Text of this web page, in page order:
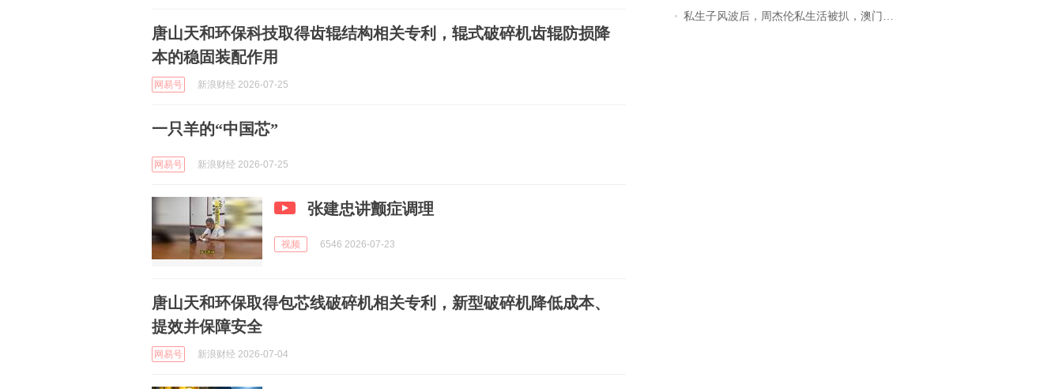
唐山天和环保科技取得齿辊结构相关专利，辊式破碎机齿辊防损降
本的稳固装配作用
网易号 新浪财经 2026-07-25
一只羊的“中国芯”
网易号 新浪财经 2026-07-25
张建忠讲颤症调理
视频 6546 2026-07-23
唐山天和环保取得包芯线破碎机相关专利，新型破碎机降低成本、
提效并保障安全
网易号 新浪财经 2026-07-04
私生子风波后，周杰伦私生活被扒，澳门输10亿传闻早已经水落石出